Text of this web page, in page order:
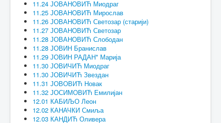
11.24 ЈОВАНОВИЋ Миодраг
11.25 ЈОВАНОВИЋ Мирослав
11.26 ЈОВАНОВИЋ Светозар (старији)
11.27 ЈОВАНОВИЋ Светозар
11.28 ЈОВАНОВИЋ Слободан
11.28 ЈОВИН Бранислав
11.29 ЈОВИН РАДАН* Марија
11.30 ЈОВИЧИЋ Миодраг
11.30 ЈОВИЧИЋ Звездан
11.31 ЈОВОВИЋ Новак
11.32 ЈОСИМОВИЋ Емилијан
12.01 КАБИЉО Леон
12.02 КАНАЧКИ Смиља
12.03 КАНДИЋ Оливера